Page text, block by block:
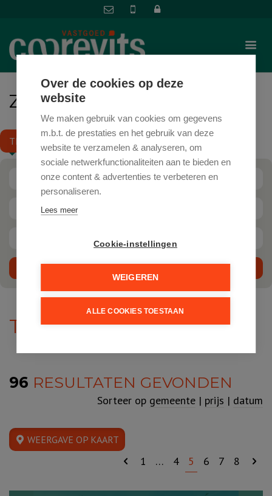
ZOEK IN ONS AANBOD
Gemeente
Type woning
Max. prijs
TE KOOP TE HUUR
TE KOOP
96 RESULTATEN GEVONDEN
Sorteer op gemeente | prijs | datum
WEERGAVE OP KAART
1 … 4 5 6 7 8
Over de cookies op deze
website
We maken gebruik van cookies om gegevens
m.b.t. de prestaties en het gebruik van deze
website te verzamelen & analyseren, om
sociale netwerkfunctionaliteiten aan te bieden en
onze content & advertenties te verbeteren en
personaliseren.
Lees meer
Cookie-instellingen
WEIGEREN
ALLE COOKIES TOESTAAN